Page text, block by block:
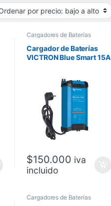
Cargadores de Baterías
Cargador de Baterías
VICTRON Blue Smart 15A
$150.000 iva
incluido
Cargadores de Baterías